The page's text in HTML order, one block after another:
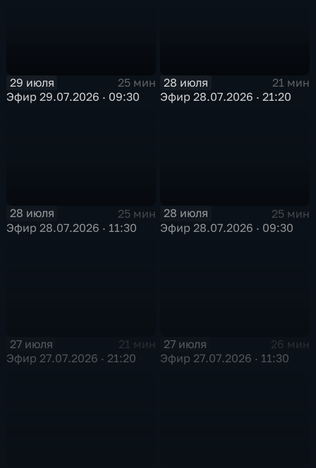
29 июля
25 мин
Эфир 29.07.2026 · 09:30
28 июля
21 мин
Эфир 28.07.2026 · 21:20
28 июля
25 мин
Эфир 28.07.2026 · 11:30
28 июля
25 мин
Эфир 28.07.2026 · 09:30
27 июля
21 мин
Эфир 27.07.2026 · 21:20
27 июля
26 мин
Эфир 27.07.2026 · 11:30